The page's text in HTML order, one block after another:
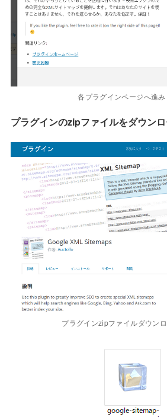
各プラグインページへ進み
プラグインのzipファイルをダウン
プラグインzipファイルダウン